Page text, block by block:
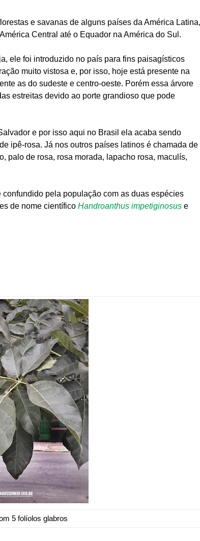
e savanas de alguns países da América Latina,
Central até o Equador na América do Sul.
ele foi introduzido no país para fins paisagísticos
muito vistosa e, por isso, hoje está presente na
as do sudeste e centro-oeste. Porém essa árvore
estreitas devido ao porte grandioso que pode
e por isso aqui no Brasil ela acaba sendo
ipê-rosa. Já nos outros países latinos é chamada de
palo de rosa, rosa morada, lapacho rosa, maculís,
confundido pela população com as duas espécies
de nome científico Handroanthus impetiginosus e
5 folíolos glabros